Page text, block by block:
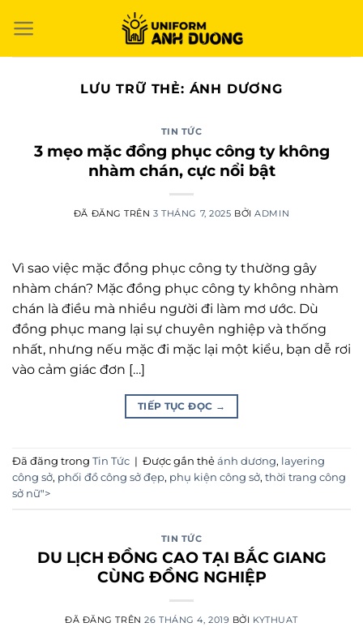
đến
LƯU TRỮ THẺ: ÁNH DƯƠNG
TIN TỨC
3 mẹo mặc đồng phục công ty không
nhàm chán, cực nổi bật
ĐÃ ĐĂNG TRÊN3 THÁNG 7, 2025 BỞIADMIN
Vì sao việc mặc đồng phục công ty thường gây
nhàm chán? Mặc đồng phục công ty không nhàm
chán là điều mà nhiều người đi làm mơ ước. Dù
đồng phục mang lại sự chuyên nghiệp và thống
nhất, nhưng nếu mặc đi mặc lại một kiểu, bạn dễ rơi
vào cảm giác đơn […]
TIẾP TỤC ĐỌC →
Đã đăng trong Tin Tức | Được gắn thẻ ánh dương, layering
công sở, phối đồ công sở đẹp, phụ kiện công sở, thời trang công
sở nữ">
TIN TỨC
DU LỊCH ĐỒNG CAO TẠI BẮC GIANG
CÙNG ĐỒNG NGHIỆP
ĐÃ ĐĂNG TRÊN26 THÁNG 4, 2019 BỞI KYTHUAT